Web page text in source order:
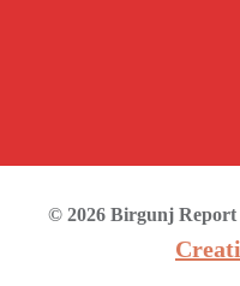
© 2026 Birgunj Report